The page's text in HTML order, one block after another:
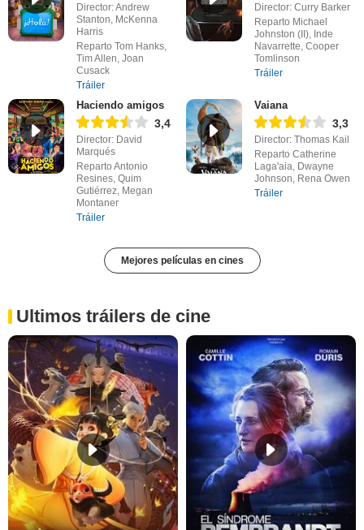
Director: Andrew
Stanton, McKenna
Harris
Reparto Tom Hanks,
Tim Allen, Joan
Cusack
Tráiler
Director: Curry Barker
Reparto Michael
Johnston (II), Inde
Navarrette, Cooper
Tomlinson
Tráiler
Haciendo amigos
3,4
Director: David
Marqués
Reparto Antonio
Resines, Quim
Gutiérrez, Megan
Montaner
Tráiler
Vaiana
3,3
Director: Thomas Kail
Reparto Catherine
Laga'aia, Dwayne
Johnson, Rena Owen
Tráiler
Mejores películas en cines
Ultimos tráilers de cine